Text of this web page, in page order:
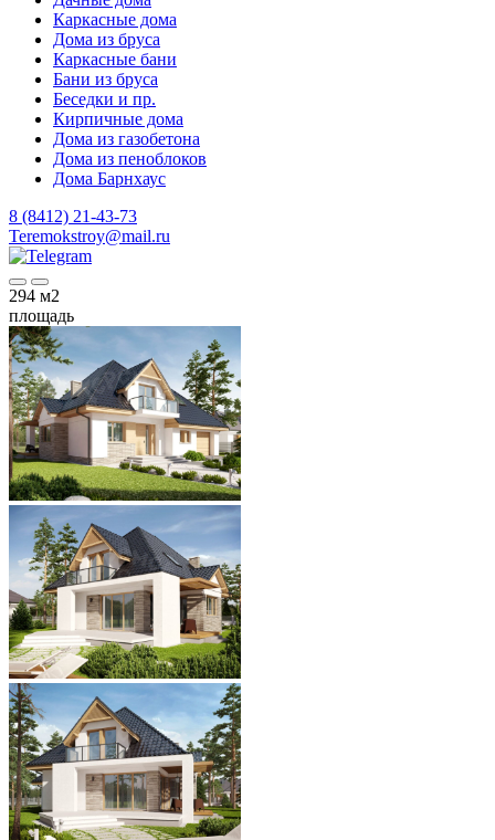
Каркасные дома
Дома из бруса
Каркасные бани
Бани из бруса
Беседки и пр.
Кирпичные дома
Дома из газобетона
Дома из пеноблоков
Дома Барнхаус
8 (8412) 21-43-73
Teremokstroy@mail.ru
294 м2
площадь